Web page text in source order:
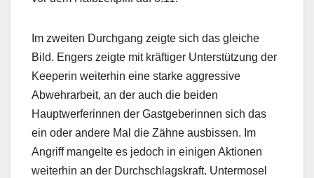
Im zweiten Durchgang zeigte sich das gleiche
Bild. Engers zeigte mit kräftiger Unterstützung der
Keeperin weiterhin eine starke aggressive
Abwehrarbeit, an der auch die beiden
Hauptwerferinnen der Gastgeberinnen sich das
ein oder andere Mal die Zähne ausbissen. Im
Angriff mangelte es jedoch in einigen Aktionen
weiterhin an der Durchschlagskraft. Untermosel